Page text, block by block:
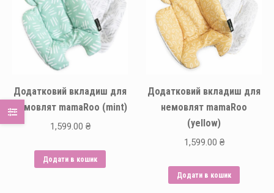
Додатковий вкладиш для
немовлят mamaRoo (mint)
1,599.00 ₴
Додати в кошик
Додатковий вкладиш для
немовлят mamaRoo
(yellow)
1,599.00 ₴
Додати в кошик